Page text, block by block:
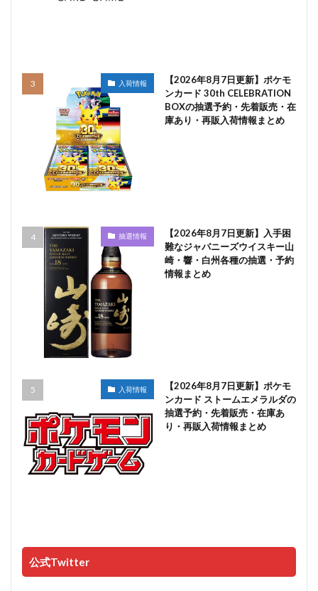
入荷情報
【2026年8月7日更新】ポケモ
ンカード 30th CELEBRATION
BOXの抽選予約・先着販売・在
庫あり・再販入荷情報まとめ
抽選情報
【2026年8月7日更新】入手困
難なジャパニーズウイスキー山
崎・響・白州各種の抽選・予約
情報まとめ
入荷情報
【2026年8月7日更新】ポケモ
ンカード ストームエメラルダの
抽選予約・先着販売・在庫あ
り・再販入荷情報まとめ
公式Twitter